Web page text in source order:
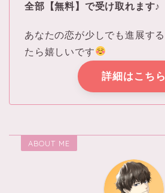
全部【無料】で受け取れます♪
あなたの恋が少しでも進展す
たら嬉しいです
詳細はこちら
ABOUT ME